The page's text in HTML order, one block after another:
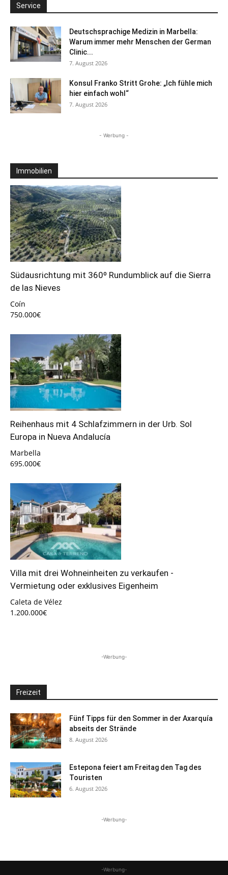
Service
Deutschsprachige Medizin in Marbella:
Warum immer mehr Menschen der German
Clinic...
7. August 2026
Konsul Franko Stritt Grohe: „Ich fühle mich
hier einfach wohl“
7. August 2026
- Werbung -
Immobilien
Südausrichtung mit 360º Rundumblick auf die Sierra
de las Nieves
Coín
750.000€
Reihenhaus mit 4 Schlafzimmern in der Urb. Sol
Europa in Nueva Andalucía
Marbella
695.000€
Villa mit drei Wohneinheiten zu verkaufen -
Vermietung oder exklusives Eigenheim
Caleta de Vélez
1.200.000€
-Werbung-
Freizeit
Fünf Tipps für den Sommer in der Axarquía
abseits der Strände
8. August 2026
Estepona feiert am Freitag den Tag des
Touristen
6. August 2026
-Werbung-
-Werbung-